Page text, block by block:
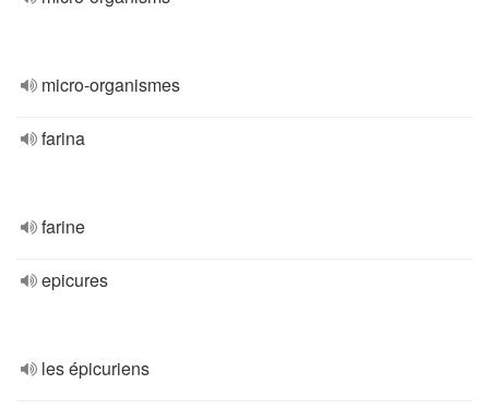
micro-organismes
farina
farine
epicures
les épicuriens